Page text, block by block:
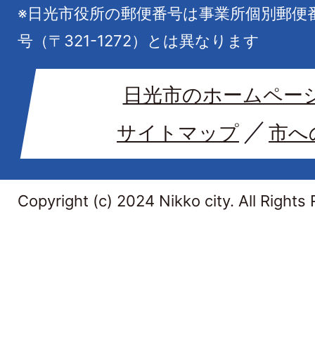
※日光市役所の郵便番号は事業所個別郵
号（〒321-1272）とは異なります
日光市のホームペー
サイトマップ
市へ
Copyright (c) 2024 Nikko city. All Rights